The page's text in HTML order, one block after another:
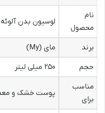
نام
محصول
لوسیون بدن
برند
مای (My)
حجم
۲۵۰ میلی لیتر
مناسب
برای
پوست خشک و